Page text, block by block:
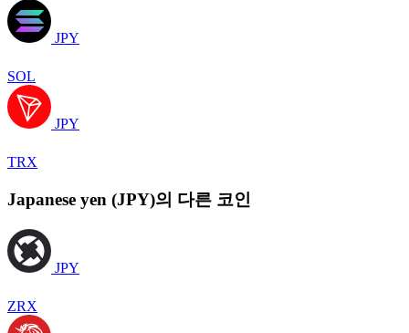
JPY
SOL
JPY
TRX
Japanese yen (JPY)의 다른 코인
JPY
ZRX